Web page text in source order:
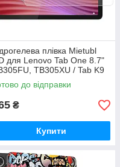
плівка Mietubl
для Lenovo Tab One 8.7"
TB305XU / Tab K9
до відправки
₴
Купити